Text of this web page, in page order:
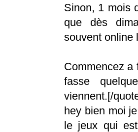
Sinon, 1 mois
que dès
souvent online
Commencez a
fasse
viennent.[/
hey bien moi
le jeux qui